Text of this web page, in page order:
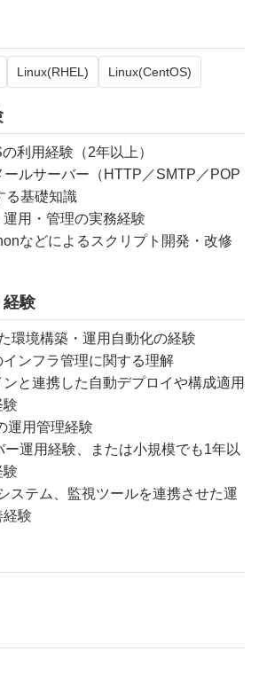
Linux(RHEL) Linux(CentOS)
利用経験（2年以上）
ールサーバー（HTTP／SMTP／POP
る基礎知識
運用・管理の実務経験
などによるスクリプト開発・改修
経験
環境構築・運用自動化の経験
インフラ管理に関する理解
ンと連携した自動デプロイや構成適用
験
運用管理経験
ー運用経験、または小規模でも1年以
験
ステム、監視ツールを連携させた運
経験